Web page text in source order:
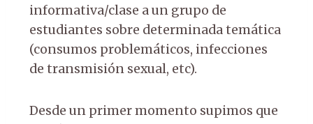
informativa/clase a un grupo de
estudiantes sobre determinada temática
(consumos problemáticos, infecciones
de transmisión sexual, etc).
Desde un primer momento supimos que